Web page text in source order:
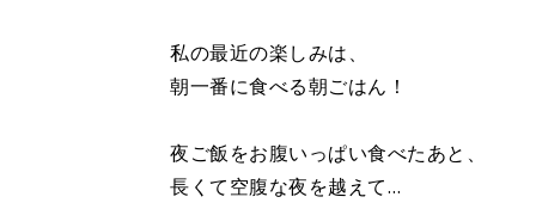
私の最近の楽しみは、
朝一番に食べる朝ごはん！
夜ご飯をお腹いっぱい食べたあと、
長くて空腹な夜を越えて…